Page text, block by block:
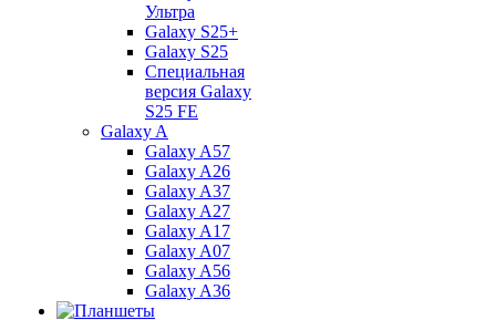
Ультра
Galaxy S25+
Galaxy S25
Специальная
версия Galaxy
S25 FE
Galaxy A
Galaxy A57
Galaxy A26
Galaxy A37
Galaxy A27
Galaxy A17
Galaxy A07
Galaxy A56
Galaxy A36